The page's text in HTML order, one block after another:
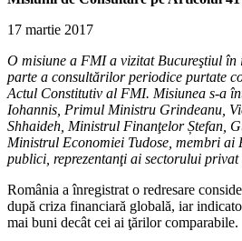
17 martie 2017
O misiune a FMI a vizitat Bucureştiul
parte a consultărilor periodice purtate
Actul Constitutiv al FMI. Misiunea s-a
Iohannis, Primul Ministru Grindeanu,
Shhaideh, Ministrul Finanţelor Ștefan,
Ministrul Economiei Tudose, membri
publici, reprezentanţi ai sectorului
România a înregistrat o redresare
după criza financiară globală, iar
mai buni decât cei ai ţărilor comparabile.